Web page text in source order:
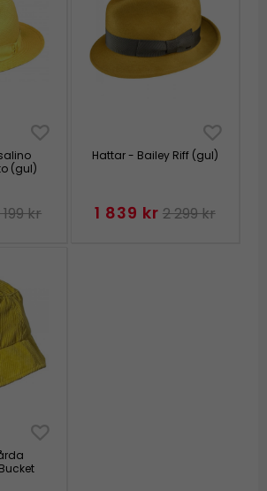
(gul)
199 kr
Hattar - Bailey Riff (gul)
1 839 kr 2 299 kr